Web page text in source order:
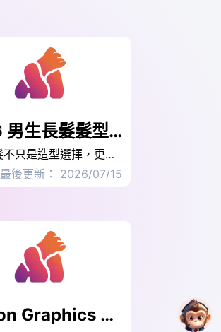
2026 男生長髮髮型推薦12 款：中分長髮、微捲層次、馬尾長髮男一次看
男生長髮不只是造型選擇，更是改變氣質與輪廓的最快方式，這篇整理 2026 男生長髮髮型推薦 12 款，從中分長髮、微捲層次到馬尾長髮男，帶你用臉型與髮質先判斷，再用男生長髮模擬工具快速比對，縮小到最適合自己的長髮髮型男選項。
最後更新： 2026/07/15
Motion Graphics 是什麼？超簡單動態圖片製作大公開！